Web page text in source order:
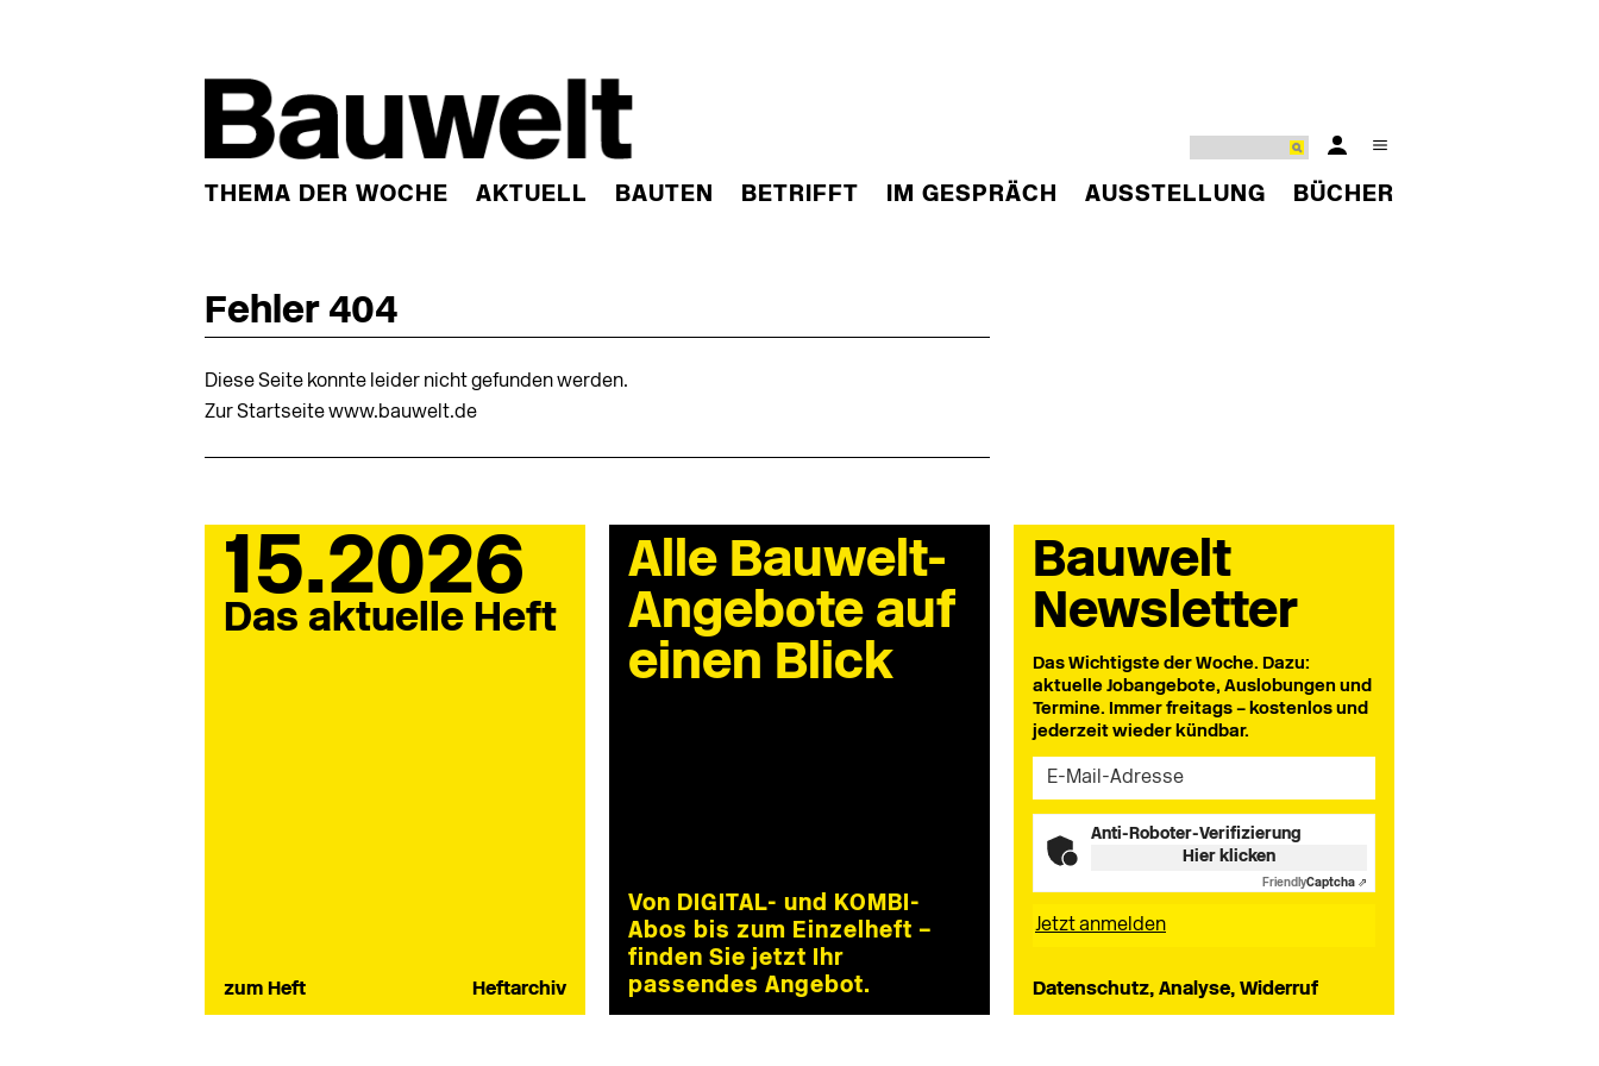
THEMA DER WOCHE AKTUELL BAUTEN BETRIFFT IM GESPRÄCH AUSSTELLUNG BÜCHER
Fehler 404
Diese Seite konnte leider nicht gefunden werden.
Zur Startseite www.bauwelt.de
15.2026
Das aktuelle Heft
zum Heft Heftarchiv
Alle Bauwelt-
Angebote auf
einen Blick
Von DIGITAL- und KOMBI-
Abos bis zum Einzelheft –
finden Sie jetzt Ihr
passendes Angebot.
Bauwelt
Newsletter
Das Wichtigste der Woche. Dazu:
aktuelle Jobangebote, Auslobungen und
Termine. Immer freitags – kostenlos und
jederzeit wieder kündbar.
Anti-Roboter-Verifizierung
Hier klicken
FriendlyCaptcha ⇗
Datenschutz, Analyse, Widerruf